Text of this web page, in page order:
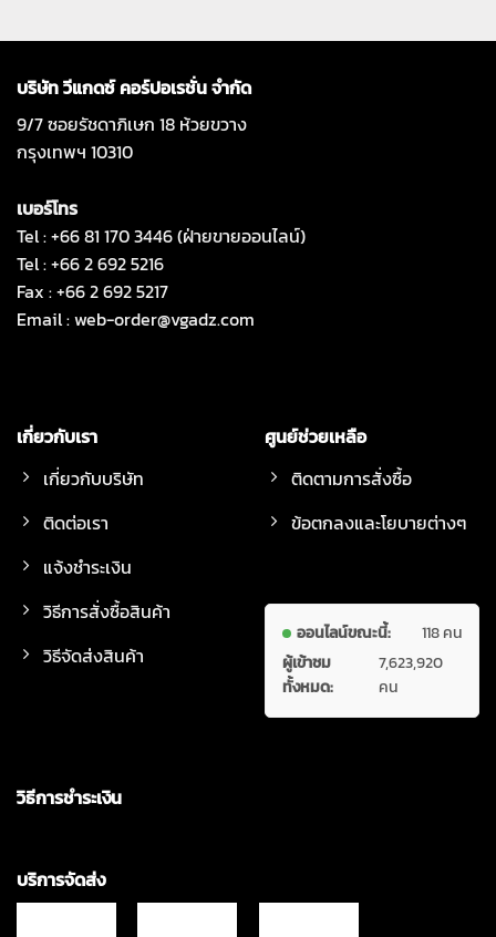
บริษัท วีแกดซ์ คอร์ปอเรชั่น จำกัด
9/7 ซอยรัชดาภิเษก 18 ห้วยขวาง
กรุงเทพฯ 10310
เบอร์โทร
Tel : +66 81 170 3446 (ฝ่ายขายออนไลน์)
Tel : +66 2 692 5216
Fax : +66 2 692 5217
Email :web-order@vgadz.com
เกี่ยวกับเรา
เกี่ยวกับบริษัท
ติดต่อเรา
แจ้งชำระเงิน
วิธีการสั่งซื้อสินค้า
วิธีจัดส่งสินค้า
ศูนย์ช่วยเหลือ
ติดตามการสั่งซื้อ
ข้อตกลงและโยบายต่างๆ
ออนไลน์ขณะนี้:
118 คน
ผู้เข้าชม
ทั้งหมด:
7,623,920
คน
วิธีการชำระเงิน
บริการจัดส่ง